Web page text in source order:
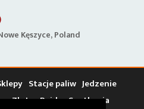
Kęszyce, Poland
Stacje paliw Jedzenie
Zloty Rajdy Spotkania